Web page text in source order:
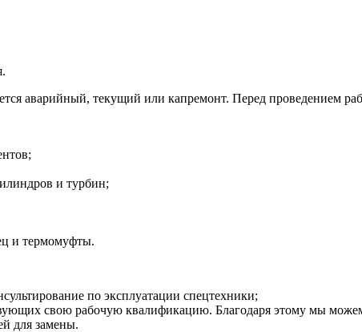
аварийный, текущий или капремонт. Перед проведением
и турбин;
и термомуфты.
по эксплуатации спецтехники;
свою рабочую квалификацию. Благодаря этому мы
для замены.